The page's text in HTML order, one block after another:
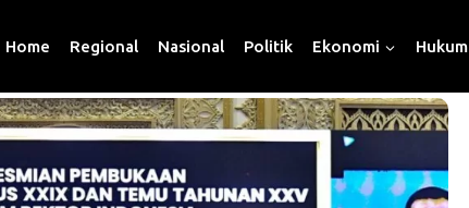
Home Regional Nasional Politik Ekonomi Hukum